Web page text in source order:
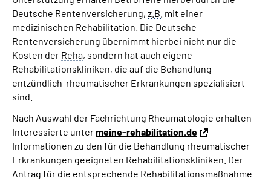
Deutsche Rentenversicherung, z.B. mit einer
medizinischen Rehabilitation. Die Deutsche
Rentenversicherung übernimmt hierbei nicht nur die
Kosten der Reha, sondern hat auch eigene
Rehabilitationskliniken, die auf die Behandlung
entzündlich-rheumatischer Erkrankungen spezialisiert
sind.
Nach Auswahl der Fachrichtung Rheumatologie erhalten
Interessierte untermeine-rehabilitation.de
Informationen zu den für die Behandlung rheumatischer
Erkrankungen geeigneten Rehabilitationskliniken. Der
Antrag für die entsprechende Rehabilitationsmaßnahme